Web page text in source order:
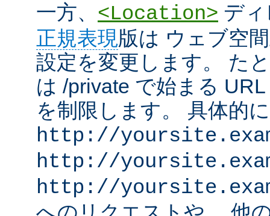
一方、 <Location> デ
正規表現版は ウェブ空
設定を変更します。 た
は /private で始まる
を制限します。 具体的
http://
http://
http://